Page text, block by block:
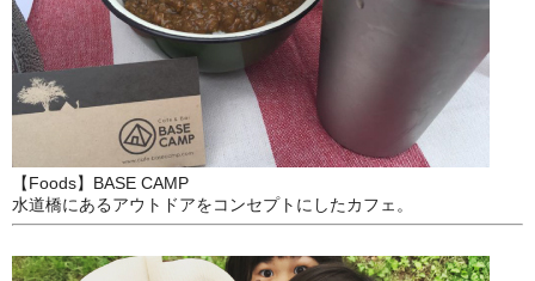
【Foods】BASE CAMP
水道橋にあるアウトドアをコンセプトにしたカフェ。